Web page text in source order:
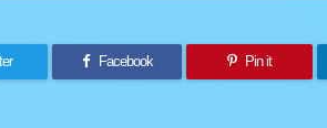
Facebook Pin it